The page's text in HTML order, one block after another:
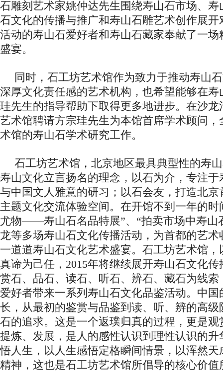
石雕刻艺术家姚仲达先生围绕寿山石市场、
石文化的传播与推广和寿山石雕艺术创作展
活动的寿山石爱好者和寿山石藏家奉献了一
盛宴。
同时，石工坊艺术馆作为致力于推动寿山
深厚文化责任感的艺术机构，也希望能够在
珪先生的指导帮助下取得更多地进步。在沙
艺术馆聘请方宗珪先生为本馆首席学术顾问
术馆的寿山石学术研究工作。
石工坊艺术馆，北京地区最具典型性的寿
寿山文化立言扬名的理念，以石为介，专注
与中国文人雅意的研习；以石会友，打造北
主题文化交流体验空间。在开馆不到一年的时
尤物——寿山石名品特展”、“拍卖市场中寿山
龙等多场寿山石文化传播活动，为首都的艺
一道道寿山石文化艺术盛宴。石工坊艺术馆
真谛为己任，2015年将继续展开寿山石文化
赏石、品石、读石、听石、辨石、藏石为线
爱好者带来一系列寿山石文化品鉴活动。中
长，从最初的鉴赏与品鉴到读、听、辨的高
石的追求。这是一个返璞归真的过程，更是
提炼、发展，是人的感性认识到理性认识的
悟人生，以人生感悟定格瞬间情景，以浑然
精神，这也是石工坊艺术馆所倡导的核心价值